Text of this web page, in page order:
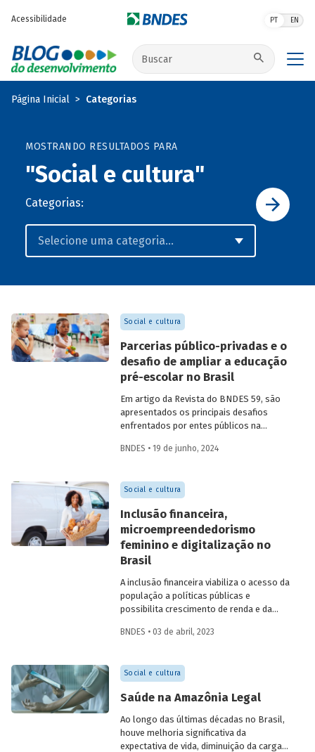
Acessibilidade PT EN
Buscar no site
Página Inicial Categorias
MOSTRANDO RESULTADOS PARA
"Social e cultura"
Categorias:
Social e cultura
Parcerias público-privadas e o
desafio de ampliar a educação
pré-escolar no Brasil
Em artigo da Revista do BNDES 59, são
apresentados os principais desafios
enfrentados por entes públicos na
como aprendizados e possíveis soluções
na experiência das equipes do BNDES.
BNDES • 19 de junho, 2024
Social e cultura
Inclusão financeira,
microempreendedorismo
feminino e digitalização no
Brasil
A inclusão financeira viabiliza o acesso da
população a políticas públicas e
possibilita crescimento de renda e da
acesso a serviços financeiros no Brasil
desigualdades presentes na sociedade.
Este artigo, assinado por Helena Tenório,
faz um breve diagnóstico desse tema e
aponta possíveis efeitos positivos
decorrentes da digitalização financeira,
com atenção especial à participação das
mulheres.
BNDES • 03 de abril, 2023
Social e cultura
Saúde na Amazônia Legal
Ao longo das últimas décadas no Brasil,
houve melhoria significativa da
expectativa de vida, diminuição da carga